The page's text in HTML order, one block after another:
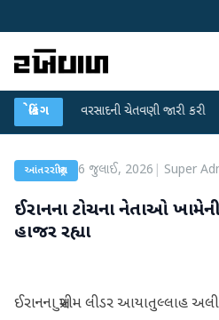
બ્રેકિંગ
ભારે વરસાદની ચેતવણી જારી કરી ●
આંતરરાષ્ટ્રીય 6 જુલાઈ, 2026 Super
ઈરાનના ટોચના નેતાઓ
હાજર રહ્યા
ઈરાનના સુપ્રીમ લીડર આયાતુલ્લાહ